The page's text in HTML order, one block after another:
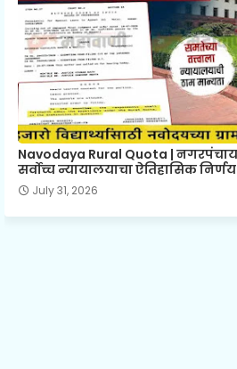
Navodaya Rural Quota |
सर्वोच्च न्यायालयाचा ऐतिहासिक निर्णय
July 31, 2026